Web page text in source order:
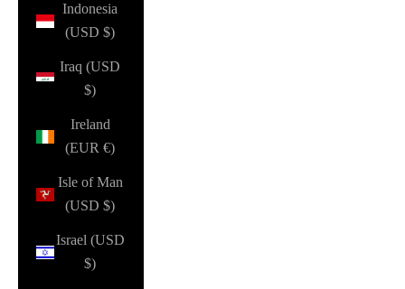
Indonesia
(USD $)
Iraq (USD
$)
Ireland
(EUR €)
Isle of Man
(USD $)
Israel (USD
$)